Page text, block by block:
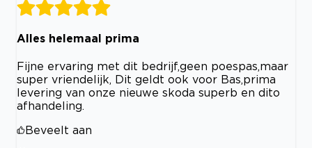
Alles helemaal prima
Fijne ervaring met dit bedrijf,geen poespas,maar
super vriendelijk, Dit geldt ook voor Bas,prima
levering van onze nieuwe skoda superb en dito
afhandeling.
Beveelt aan